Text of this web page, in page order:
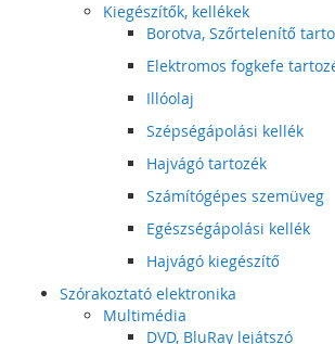
Kiegészítők, kellékek
Borotva, Szőrtelenítő
Elektromos fogkefe
Illóolaj
Szépségápolási kellék
Hajvágó tartozék
Számítógépes szemüveg
Egészségápolási kellék
Hajvágó kiegészítő
Szórakoztató elektronika
Multimédia
DVD, BluRay lejátszó